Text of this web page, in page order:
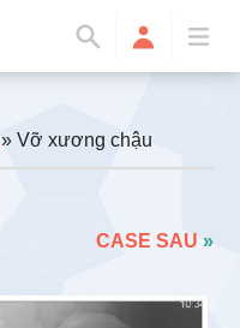
» Vỡ xương chậu
CASE SAU »